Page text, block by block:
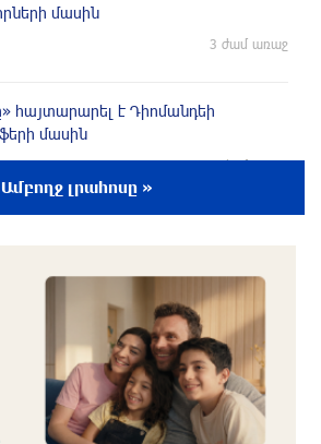
մասին
3 ժամ առաջ
հայտարարել է Դիոմանդեի
մասին
2 ժամ առաջ
2 ժամ առաջ
է Կիևի խնդրանքը՝ օգտագործել
ը Ռուսաստանի դեմ հարվшծները
համար
2 ժամ առաջ
Ամբողջ լրահոսը »